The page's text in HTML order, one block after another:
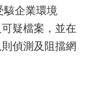
駭企業環境
疑檔案，並在
偵測及阻擋網